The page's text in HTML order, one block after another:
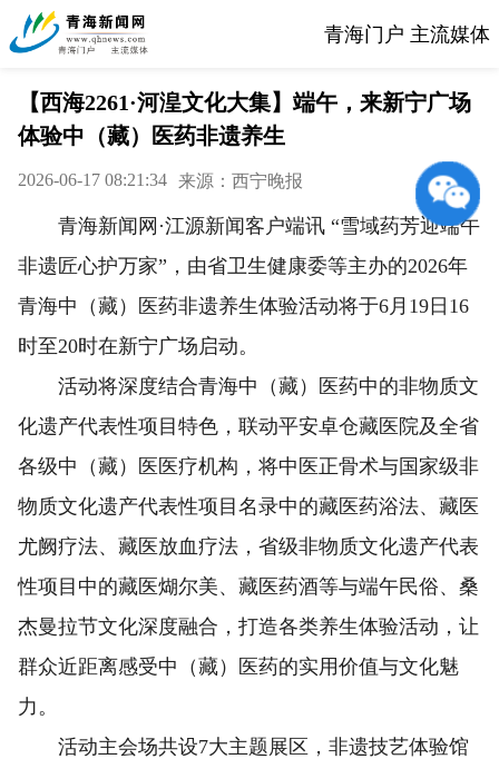
青海门户 主流媒体
【西海2261·河湟文化大集】端午，来新宁广场
体验中（藏）医药非遗养生
2026-06-17 08:21:34 来源：西宁晚报
青海新闻网·江源新闻客户端讯 “雪域药芳迎端午
非遗匠心护万家”，由省卫生健康委等主办的2026年
青海中（藏）医药非遗养生体验活动将于6月19日16
时至20时在新宁广场启动。
活动将深度结合青海中（藏）医药中的非物质文
化遗产代表性项目特色，联动平安卓仓藏医院及全省
各级中（藏）医医疗机构，将中医正骨术与国家级非
物质文化遗产代表性项目名录中的藏医药浴法、藏医
尤阙疗法、藏医放血疗法，省级非物质文化遗产代表
性项目中的藏医煳尔美、藏医药酒等与端午民俗、桑
杰曼拉节文化深度融合，打造各类养生体验活动，让
群众近距离感受中（藏）医药的实用价值与文化魅
力。
活动主会场共设7大主题展区，非遗技艺体验馆